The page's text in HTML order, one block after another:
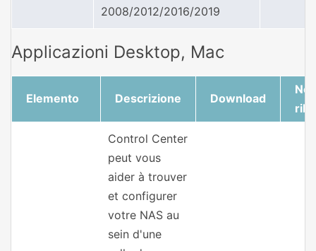
2008/2012/2016/2019
Applicazioni Desktop, Mac
Elemento Descrizione Download
Control Center
peut vous
aider à trouver
et configurer
votre NAS au
sein d'une